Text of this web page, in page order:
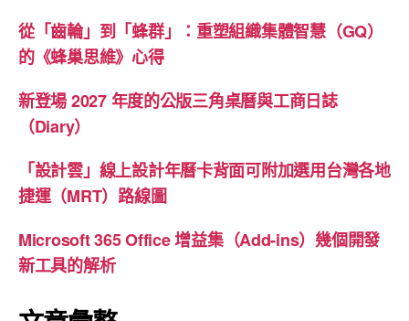
從「齒輪」到「蜂群」：重塑組織集體智慧（GQ）
的《蜂巢思維》心得
新登場 2027 年度的公版三角桌曆與工商日誌
（Diary）
「設計雲」線上設計年曆卡背面可附加選用台灣各地
捷運（MRT）路線圖
Microsoft 365 Office 增益集（Add-ins）幾個開發
新工具的解析